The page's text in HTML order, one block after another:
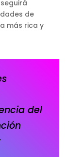
de
más rica y
del